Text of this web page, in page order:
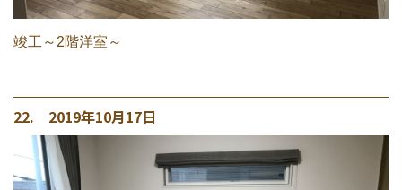
竣工～2階洋室～
22. 2019年10月17日